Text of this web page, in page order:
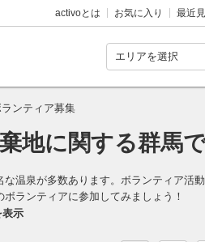
activoとは お気に入り 最近
ンティア募集
地に関する群馬
な温泉が多数あります。ボランティア活
ボランティアに参加してみましょう！
表示